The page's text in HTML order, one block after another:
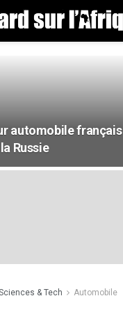
automobile français
Russie
& Tech Automobile